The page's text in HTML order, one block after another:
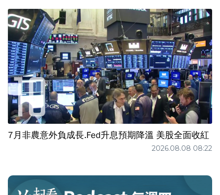
7月非農意外負成長.Fed升息預期降溫 美股全面收紅
2026.08.08 08:22